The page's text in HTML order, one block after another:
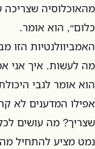
מהאוכלוסיה
כלום״, הוא אומר.
האמביוולנטיות הזו
מה לעשות. איך אני
הוא אומר לגבי
אפילו המדענים לא
שצריך? מה עושים
נמט מציע להתחיל